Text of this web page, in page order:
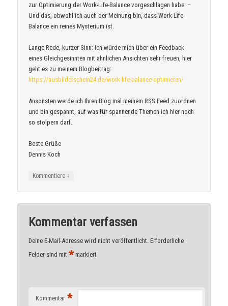
zur Optimierung der Work-Life-Balance vorgeschlagen habe. –
Und das, obwohl ich auch der Meinung bin, dass Work-Life-
Balance ein reines Mysterium ist.
Lange Rede, kurzer Sinn: Ich würde mich über ein Feedback
eines Gleichgesinnten mit ähnlichen Ansichten sehr freuen, hier
geht es zu meinem Blogbeitrag:
https://ausbilderschein24.de/work-life-balance-optimieren/
Ansonsten werde ich Ihren Blog mal meinem RSS Feed zuordnen
und bin gespannt, auf was für spannende Themen ich hier noch
so stolpern darf.
Beste Grüße
Dennis Koch
Kommentiere ↓
Kommentar verfassen
Deine E-Mail-Adresse wird nicht veröffentlicht. Erforderliche
Felder sind mit*markiert
Kommentar *